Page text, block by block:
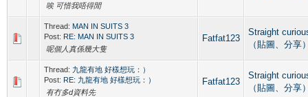
唉 可惜我唔得閒
Thread: MAN IN SUITS 3
Post: RE: MAN IN SUITS 3
呢個人真係幾大隻
Fatfat123
Straight
（貼圖、分享
Thread: 九龍有地 好樣想玩：）
Post: RE: 九龍有地 好樣想玩：）
有冇多d資料先
Fatfat123
Straight
（貼圖、分享